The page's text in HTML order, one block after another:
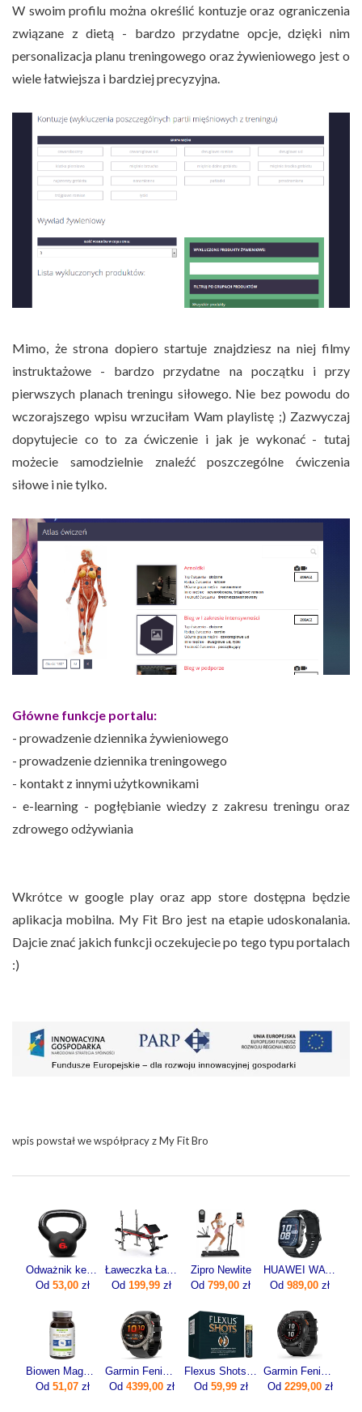
W swoim profilu można określić kontuzje oraz ograniczenia
związane z dietą - bardzo przydatne opcje, dzięki nim
personalizacja planu treningowego oraz żywieniowego jest o
wiele łatwiejsza i bardziej precyzyjna.
Mimo, że strona dopiero startuje znajdziesz na niej filmy
instruktażowe - bardzo przydatne na początku i przy
pierwszych planach treningu siłowego. Nie bez powodu do
wczorajszego wpisu wrzuciłam Wam playlistę ;) Zazwyczaj
dopytujecie co to za ćwiczenie i jak je wykonać - tutaj
możecie samodzielnie znaleźć poszczególne ćwiczenia
siłowe i nie tylko.
Główne funkcje portalu:
- prowadzenie dziennika żywieniowego
- prowadzenie dziennika treningowego
- kontakt z innymi użytkownikami
- e-learning - pogłębianie wiedzy z zakresu treningu oraz
zdrowego odżywiania
Wkrótce w google play oraz app store dostępna będzie
aplikacja mobilna. My Fit Bro jest na etapie udoskonalania.
Dajcie znać jakich funkcji oczekujecie po tego typu portalach
:)
wpis powstał we współpracy z My Fit Bro
Od 53,00zł
Od 199,99 zł
Zipro Newlite
Od 799,00 zł
HUAWEI WATCH FIT 5 Pro Czarny
Od 989,00 zł
Od 51,07zł
Od 4399,00zł
Od 59,99zł
Od 2299,00zł